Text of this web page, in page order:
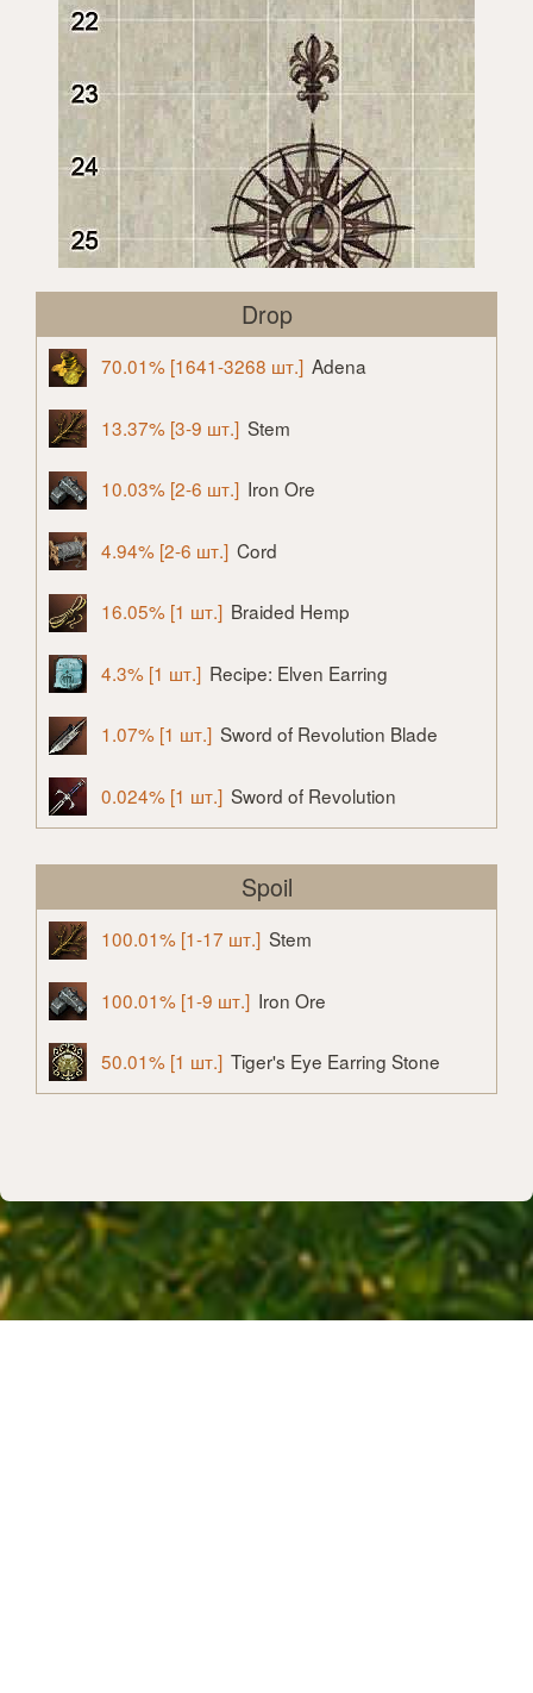
Drop
70.01% [1641-3268 шт.] Adena
13.37% [3-9 шт.] Stem
10.03% [2-6 шт.] Iron Ore
4.94% [2-6 шт.] Cord
16.05% [1 шт.] Braided Hemp
4.3% [1 шт.] Recipe: Elven Earring
1.07% [1 шт.] Sword of Revolution Blade
0.024% [1 шт.] Sword of Revolution
Spoil
100.01% [1-17 шт.] Stem
100.01% [1-9 шт.] Iron Ore
50.01% [1 шт.] Tiger's Eye Earring Stone